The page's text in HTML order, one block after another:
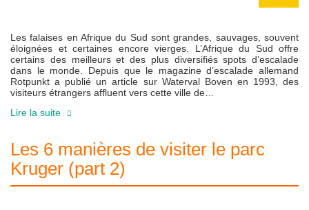
Les falaises en Afrique du Sud sont grandes, sauvages, souvent
éloignées et certaines encore vierges. L’Afrique du Sud offre
certains des meilleurs et des plus diversifiés spots d’escalade
dans le monde. Depuis que le magazine d’escalade allemand
Rotpunkt a publié un article sur Waterval Boven en 1993, des
visiteurs étrangers affluent vers cette ville de…
Lire la suite
Les 6 manières de visiter le parc
Kruger (part 2)